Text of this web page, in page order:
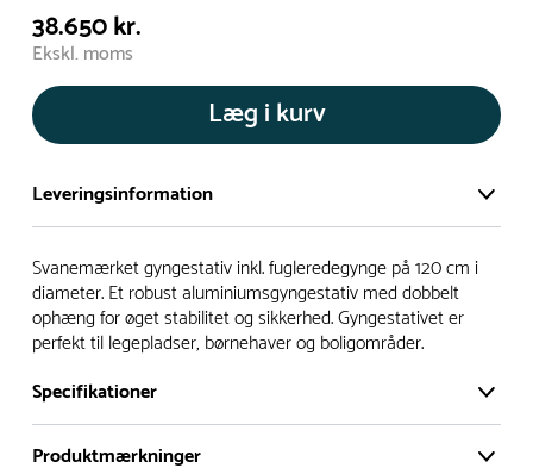
38.650 kr.
Ekskl. moms
Læg i kurv
Leveringsinformation
Vi har et stort og effektivt lager på ca. 6.000 kvadratmeter
med mere end 5.000 forskellige produkter på hylderne til
omgående levering.
- Leveringstiden på lagervarer er i Danmark normalt 1-3
hverdage
- Leveringstiden på specialvarer og bestillingsvarer oplyses
Svanemærket gyngestativ inkl. fugleredegynge på 120 cm i
diameter. Et robust aluminiumsgyngestativ med dobbelt
ophæng for øget stabilitet og sikkerhed. Gyngestativet er
perfekt til legepladser, børnehaver og boligområder.
Specifikationer
Produktmærkninger